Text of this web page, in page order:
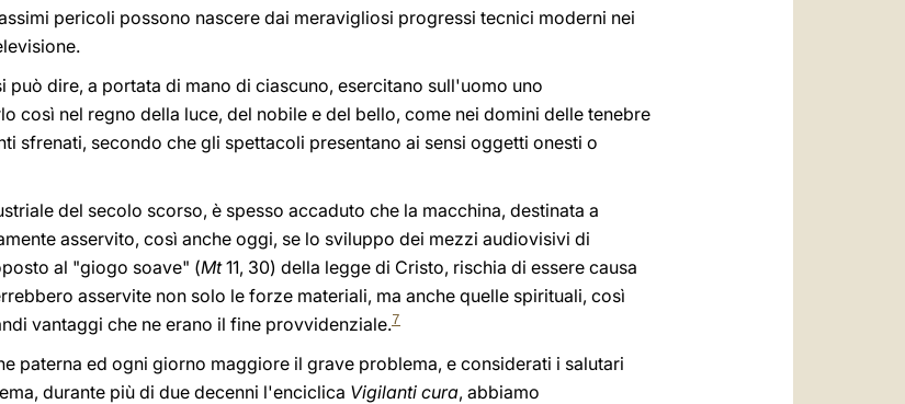
pericoli possono nascere dai meravigliosi progressi tecnici moderni nei
può dire, a portata di mano di ciascuno, esercitano sull'uomo uno
così nel regno della luce, del nobile e del bello, come nei domini delle tenebre
sfrenati, secondo che gli spettacoli presentano ai sensi oggetti onesti o
del secolo scorso, è spesso accaduto che la macchina, destinata a
asservito, così anche oggi, se lo sviluppo dei mezzi audiovisivi di
al "giogo soave" (Mt11, 30) della legge di Cristo, rischia di essere causa
asservite non solo le forze materiali, ma anche quelle spirituali, così
vantaggi che ne erano il fine provvidenziale.7
paterna ed ogni giorno maggiore il grave problema, e considerati i salutari
durante più di due decenni l'enciclica Vigilanti cura, abbiamo